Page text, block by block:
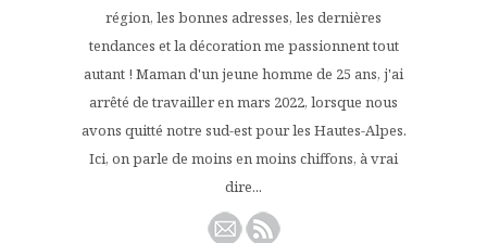
région, les bonnes adresses, les dernières
tendances et la décoration me passionnent tout
autant ! Maman d'un jeune homme de 25 ans, j'ai
arrêté de travailler en mars 2022, lorsque nous
avons quitté notre sud-est pour les Hautes-Alpes.
Ici, on parle de moins en moins chiffons, à vrai
dire...